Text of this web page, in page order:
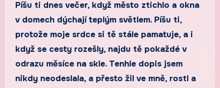
Píšu ti dnes večer, když město ztichlo a okna
v domech dýchají teplým světlem. Píšu ti,
protože moje srdce si tě stále pamatuje, a i
když se cesty rozešly, najdu tě pokaždé v
odrazu měsíce na skle. Tenhle dopis jsem
nikdy neodeslala, a přesto žil ve mně, rostl a